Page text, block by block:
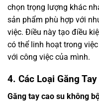
chọn trọng lượng khác
sản phẩm phù hợp với
việc. Điều này tạo điều
có thể linh hoạt trong
với công việc của mình.
4. Các Loại Găng Tay
Găng tay cao su không